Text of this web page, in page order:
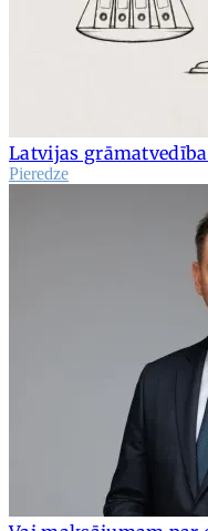
Latvijas
Pieredze